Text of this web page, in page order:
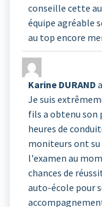
conseille cette
équipe agréable
au top encore
Karine DURAND
Je suis
fils a obtenu son
heures de
moniteurs ont
l'examen au
chances de
auto-école pour